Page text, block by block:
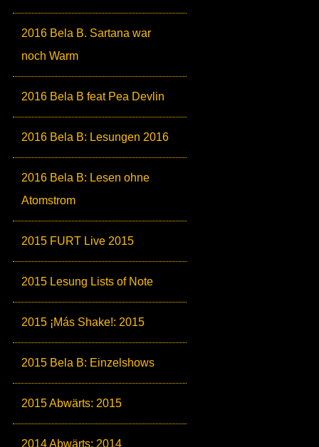
2016 Bela B. Sartana war
noch Warm
2016 Bela B feat Pea Devlin
2016 Bela B: Lesungen 2016
2016 Bela B: Lesen ohne
Atomstrom
2015 FURT Live 2015
2015 Lesung Lists of Note
2015 ¡Más Shake!: 2015
2015 Bela B: Einzelshows
2015 Abwärts: 2015
2014 Abwärts: 2014